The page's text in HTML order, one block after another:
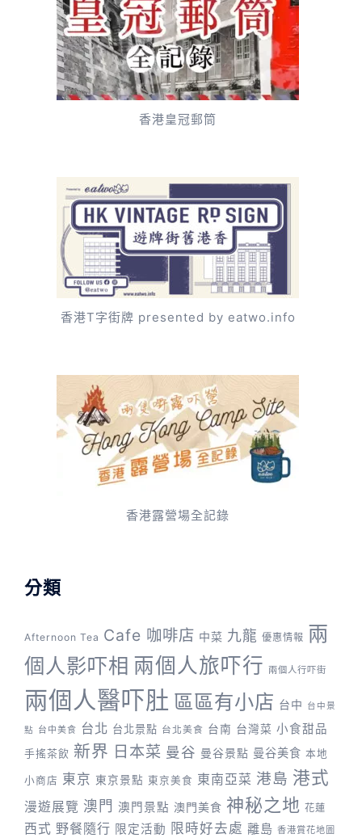
香港皇冠郵筒
香港T字街牌 presented by eatwo.info
香港露營場全記錄
分類
Afternoon Tea Cafe 咖啡店 中菜 九龍 優惠情報 兩
個人影吓相 兩個人旅吓行 兩個人行吓街
兩個人醫吓肚 區區有小店 台中 台中景
點 台中美食 台北 台北景點 台北美食 台南 台灣菜 小食甜品
手搖茶飲 新界 日本菜 曼谷 曼谷景點 曼谷美食 本地
小商店 東京 東京景點 東京美食 東南亞菜 港島 港式
漫遊展覽 澳門 澳門景點 澳門美食 神秘之地 花蓮
西式 野餐隨行 限定活動 限時好去處 離島 香港賞花地圖